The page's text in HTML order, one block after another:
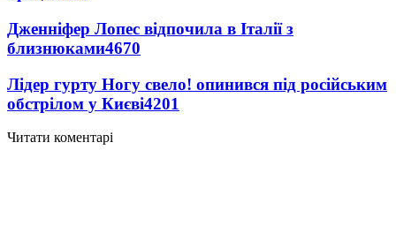
Дженніфер Лопес відпочила в Італії з
близнюками4670
Лідер гурту Ногу свело! опинився під російським
обстрілом у Києві4201
Читати коментарі